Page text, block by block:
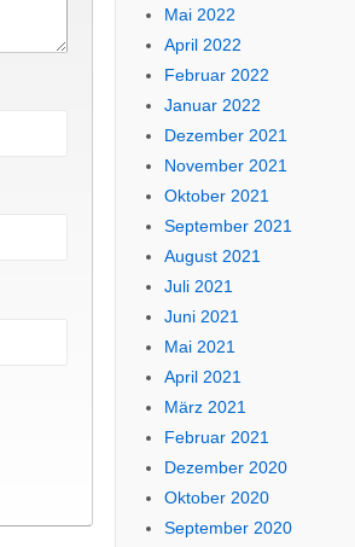
Mai 2022
April 2022
Februar 2022
Januar 2022
Dezember 2021
November 2021
Oktober 2021
September 2021
August 2021
Juli 2021
Juni 2021
Mai 2021
April 2021
März 2021
Februar 2021
Dezember 2020
Oktober 2020
September 2020